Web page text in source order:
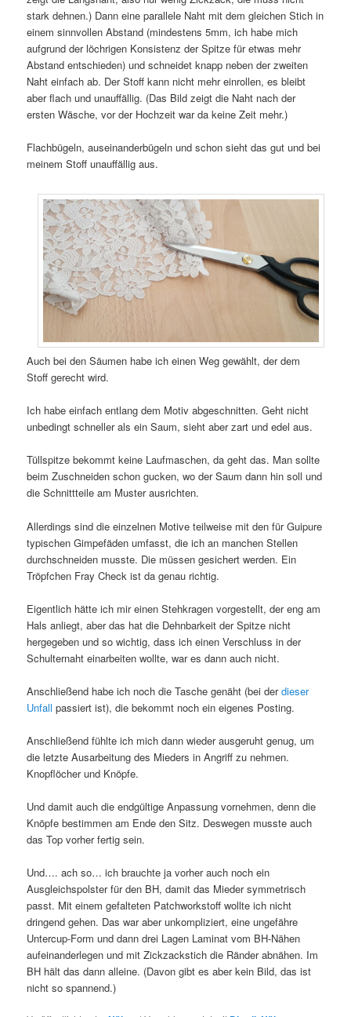
stark dehnen.) Dann eine parallele Naht mit dem gleichen Stich in
einem sinnvollen Abstand (mindestens 5mm, ich habe mich
aufgrund der löchrigen Konsistenz der Spitze für etwas mehr
Abstand entschieden) und schneidet knapp neben der zweiten
Naht einfach ab. Der Stoff kann nicht mehr einrollen, es bleibt
aber flach und unauffällig. (Das Bild zeigt die Naht nach der
ersten Wäsche, vor der Hochzeit war da keine Zeit mehr.)
Flachbügeln, auseinanderbügeln und schon sieht das gut und bei
meinem Stoff unauffällig aus.
Auch bei den Säumen habe ich einen Weg gewählt, der dem
Stoff gerecht wird.
Ich habe einfach entlang dem Motiv abgeschnitten. Geht nicht
unbedingt schneller als ein Saum, sieht aber zart und edel aus.
Tüllspitze bekommt keine Laufmaschen, da geht das. Man sollte
beim Zuschneiden schon gucken, wo der Saum dann hin soll und
die Schnittteile am Muster ausrichten.
Allerdings sind die einzelnen Motive teilweise mit den für Guipure
typischen Gimpefäden umfasst, die ich an manchen Stellen
durchschneiden musste. Die müssen gesichert werden. Ein
Tröpfchen Fray Check ist da genau richtig.
Eigentlich hätte ich mir einen Stehkragen vorgestellt, der eng am
Hals anliegt, aber das hat die Dehnbarkeit der Spitze nicht
hergegeben und so wichtig, dass ich einen Verschluss in der
Schulternaht einarbeiten wollte, war es dann auch nicht.
Anschließend habe ich noch die Tasche genäht (bei derdieser
Unfall passiert ist), die bekommt noch ein eigenes Posting.
Anschließend fühlte ich mich dann wieder ausgeruht genug, um
die letzte Ausarbeitung des Mieders in Angriff zu nehmen.
Knopflöcher und Knöpfe.
Und damit auch die endgültige Anpassung vornehmen, denn die
Knöpfe bestimmen am Ende den Sitz. Deswegen musste auch
das Top vorher fertig sein.
Und…. ach so… ich brauchte ja vorher auch noch ein
Ausgleichspolster für den BH, damit das Mieder symmetrisch
passt. Mit einem gefalteten Patchworkstoff wollte ich nicht
dringend gehen. Das war aber unkompliziert, eine ungefähre
Untercup-Form und dann drei Lagen Laminat vom BH-Nähen
aufeinanderlegen und mit Zickzackstich die Ränder abnähen. Im
BH hält das dann alleine. (Davon gibt es aber kein Bild, das ist
nicht so spannend.)